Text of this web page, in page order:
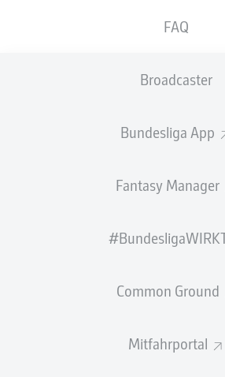
FAQ
Broadcaster
Bundesliga App
Fantasy Manager
Common Ground
Mitfahrportal
Klassiker, auch wenn es noch mal
Vor allem die eingewechselten
SPIELENDE
nach Überprüfung wird der Treffer